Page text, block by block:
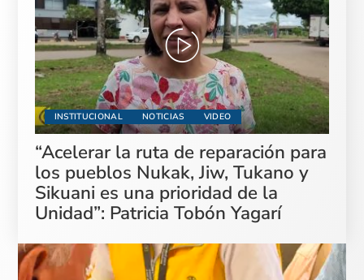
INSTITUCIONAL NOTICIAS VIDEO
“Acelerar la ruta de reparación para
los pueblos Nukak, Jiw, Tukano y
Sikuani es una prioridad de la
Unidad”: Patricia Tobón Yagarí